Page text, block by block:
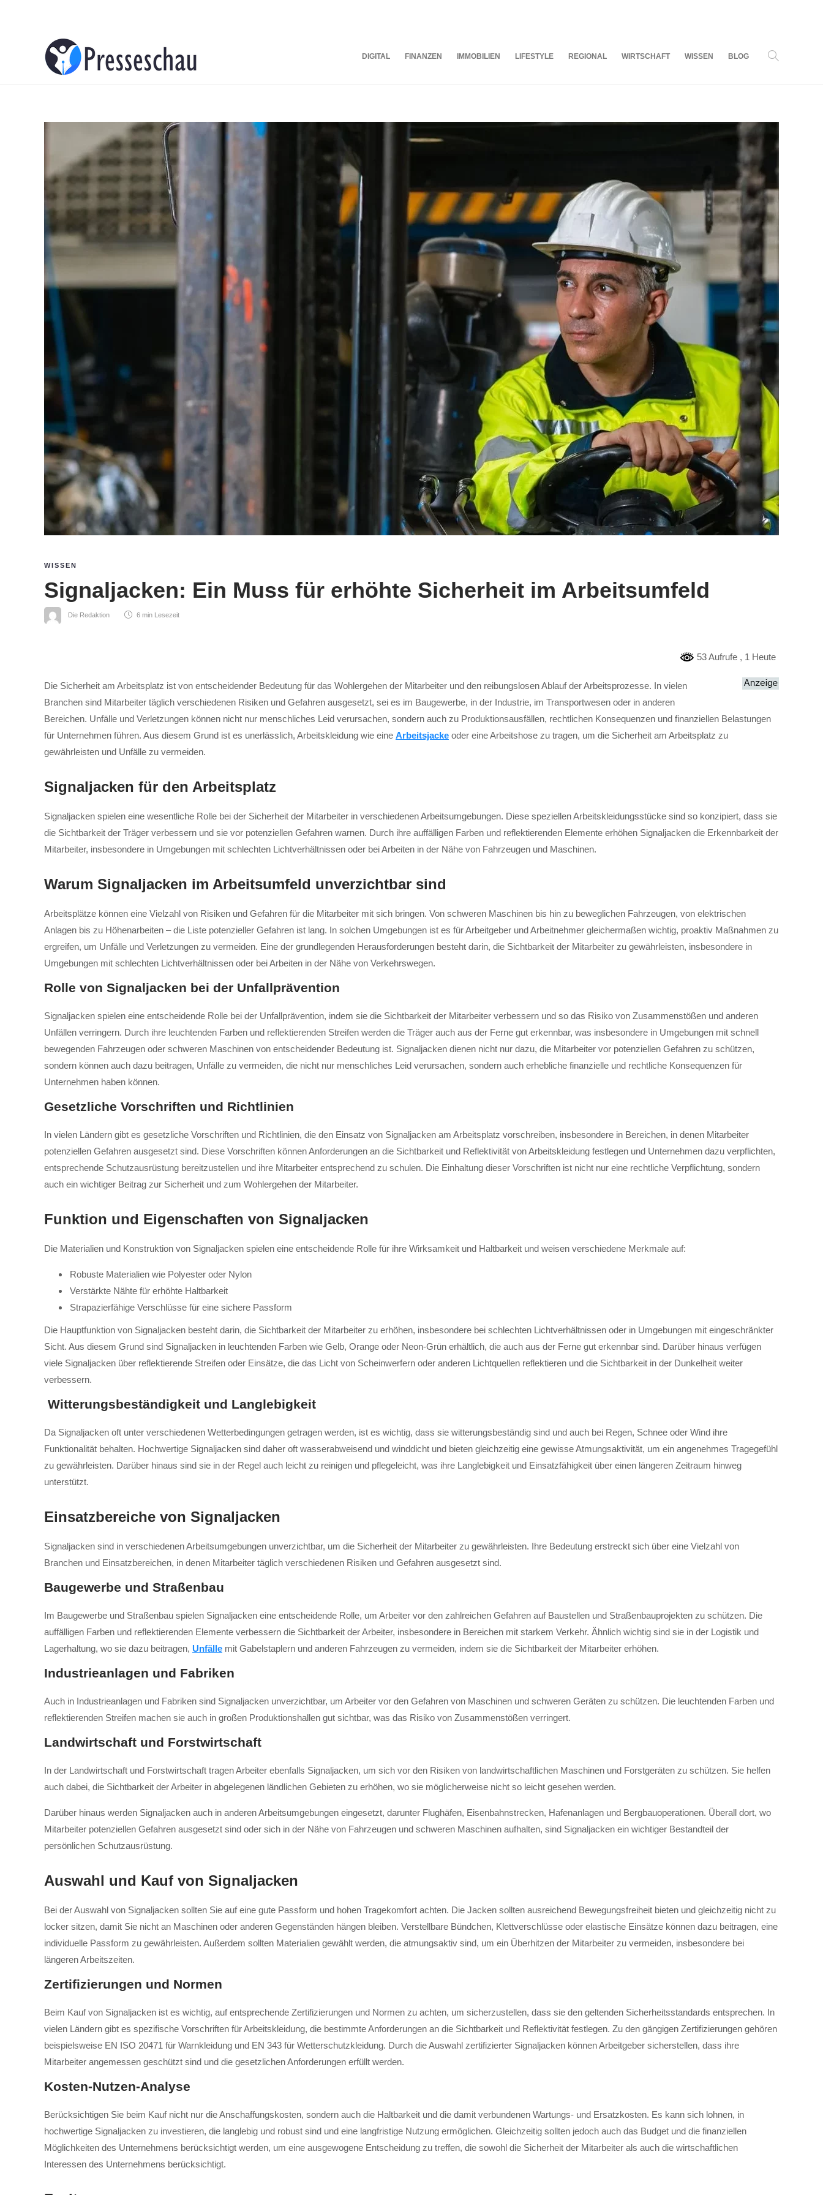
DIGITAL FINANZEN IMMOBILIEN LIFESTYLE REGIONAL WIRTSCHAFT WISSEN BLOG
WISSEN
Signaljacken: Ein Muss für erhöhte Sicherheit im Arbeitsumfeld
Die Redaktion 6 min Lesezeit
53 Aufrufe , 1 Heute
Die Sicherheit am Arbeitsplatz ist von entscheidender Bedeutung für das Wohlergehen der Mitarbeiter und den reibungslosen Ablauf der Arbeitsprozesse. In vielen
Branchen sind Mitarbeiter täglich verschiedenen Risiken und Gefahren ausgesetzt, sei es im Baugewerbe, in der Industrie, im Transportwesen oder in anderen
Bereichen. Unfälle und Verletzungen können nicht nur menschliches Leid verursachen, sondern auch zu Produktionsausfällen, rechtlichen Konsequenzen und finanziellen Belastungen
für Unternehmen führen. Aus diesem Grund ist es unerlässlich, Arbeitskleidung wie eine Arbeitsjacke oder eine Arbeitshose zu tragen, um die Sicherheit am Arbeitsplatz zu
gewährleisten und Unfälle zu vermeiden.
Signaljacken für den Arbeitsplatz
Signaljacken spielen eine wesentliche Rolle bei der Sicherheit der Mitarbeiter in verschiedenen Arbeitsumgebungen. Diese speziellen Arbeitskleidungsstücke sind so konzipiert, dass sie
die Sichtbarkeit der Träger verbessern und sie vor potenziellen Gefahren warnen. Durch ihre auffälligen Farben und reflektierenden Elemente erhöhen Signaljacken die Erkennbarkeit der
Mitarbeiter, insbesondere in Umgebungen mit schlechten Lichtverhältnissen oder bei Arbeiten in der Nähe von Fahrzeugen und Maschinen.
Warum Signaljacken im Arbeitsumfeld unverzichtbar sind
Arbeitsplätze können eine Vielzahl von Risiken und Gefahren für die Mitarbeiter mit sich bringen. Von schweren Maschinen bis hin zu beweglichen Fahrzeugen, von elektrischen
Anlagen bis zu Höhenarbeiten – die Liste potenzieller Gefahren ist lang. In solchen Umgebungen ist es für Arbeitgeber und Arbeitnehmer gleichermaßen wichtig, proaktiv Maßnahmen zu
ergreifen, um Unfälle und Verletzungen zu vermeiden. Eine der grundlegenden Herausforderungen besteht darin, die Sichtbarkeit der Mitarbeiter zu gewährleisten, insbesondere in
Umgebungen mit schlechten Lichtverhältnissen oder bei Arbeiten in der Nähe von Verkehrswegen.
Rolle von Signaljacken bei der Unfallprävention
Signaljacken spielen eine entscheidende Rolle bei der Unfallprävention, indem sie die Sichtbarkeit der Mitarbeiter verbessern und so das Risiko von Zusammenstößen und anderen
Unfällen verringern. Durch ihre leuchtenden Farben und reflektierenden Streifen werden die Träger auch aus der Ferne gut erkennbar, was insbesondere in Umgebungen mit schnell
bewegenden Fahrzeugen oder schweren Maschinen von entscheidender Bedeutung ist. Signaljacken dienen nicht nur dazu, die Mitarbeiter vor potenziellen Gefahren zu schützen,
sondern können auch dazu beitragen, Unfälle zu vermeiden, die nicht nur menschliches Leid verursachen, sondern auch erhebliche finanzielle und rechtliche Konsequenzen für
Unternehmen haben können.
Gesetzliche Vorschriften und Richtlinien
In vielen Ländern gibt es gesetzliche Vorschriften und Richtlinien, die den Einsatz von Signaljacken am Arbeitsplatz vorschreiben, insbesondere in Bereichen, in denen Mitarbeiter
potenziellen Gefahren ausgesetzt sind. Diese Vorschriften können Anforderungen an die Sichtbarkeit und Reflektivität von Arbeitskleidung festlegen und Unternehmen dazu verpflichten,
entsprechende Schutzausrüstung bereitzustellen und ihre Mitarbeiter entsprechend zu schulen. Die Einhaltung dieser Vorschriften ist nicht nur eine rechtliche Verpflichtung, sondern
auch ein wichtiger Beitrag zur Sicherheit und zum Wohlergehen der Mitarbeiter.
Funktion und Eigenschaften von Signaljacken
Die Materialien und Konstruktion von Signaljacken spielen eine entscheidende Rolle für ihre Wirksamkeit und Haltbarkeit und weisen verschiedene Merkmale auf:
Robuste Materialien wie Polyester oder Nylon
Verstärkte Nähte für erhöhte Haltbarkeit
Strapazierfähige Verschlüsse für eine sichere Passform
Die Hauptfunktion von Signaljacken besteht darin, die Sichtbarkeit der Mitarbeiter zu erhöhen, insbesondere bei schlechten Lichtverhältnissen oder in Umgebungen mit eingeschränkter
Sicht. Aus diesem Grund sind Signaljacken in leuchtenden Farben wie Gelb, Orange oder Neon-Grün erhältlich, die auch aus der Ferne gut erkennbar sind. Darüber hinaus verfügen
viele Signaljacken über reflektierende Streifen oder Einsätze, die das Licht von Scheinwerfern oder anderen Lichtquellen reflektieren und die Sichtbarkeit in der Dunkelheit weiter
verbessern.
Witterungsbeständigkeit und Langlebigkeit
Da Signaljacken oft unter verschiedenen Wetterbedingungen getragen werden, ist es wichtig, dass sie witterungsbeständig sind und auch bei Regen, Schnee oder Wind ihre
Funktionalität behalten. Hochwertige Signaljacken sind daher oft wasserabweisend und winddicht und bieten gleichzeitig eine gewisse Atmungsaktivität, um ein angenehmes Tragegefühl
zu gewährleisten. Darüber hinaus sind sie in der Regel auch leicht zu reinigen und pflegeleicht, was ihre Langlebigkeit und Einsatzfähigkeit über einen längeren Zeitraum hinweg
unterstützt.
Einsatzbereiche von Signaljacken
Signaljacken sind in verschiedenen Arbeitsumgebungen unverzichtbar, um die Sicherheit der Mitarbeiter zu gewährleisten. Ihre Bedeutung erstreckt sich über eine Vielzahl von
Branchen und Einsatzbereichen, in denen Mitarbeiter täglich verschiedenen Risiken und Gefahren ausgesetzt sind.
Baugewerbe und Straßenbau
Im Baugewerbe und Straßenbau spielen Signaljacken eine entscheidende Rolle, um Arbeiter vor den zahlreichen Gefahren auf Baustellen und Straßenbauprojekten zu schützen. Die
auffälligen Farben und reflektierenden Elemente verbessern die Sichtbarkeit der Arbeiter, insbesondere in Bereichen mit starkem Verkehr. Ähnlich wichtig sind sie in der Logistik und
Lagerhaltung, wo sie dazu beitragen, Unfälle mit Gabelstaplern und anderen Fahrzeugen zu vermeiden, indem sie die Sichtbarkeit der Mitarbeiter erhöhen.
Industrieanlagen und Fabriken
Auch in Industrieanlagen und Fabriken sind Signaljacken unverzichtbar, um Arbeiter vor den Gefahren von Maschinen und schweren Geräten zu schützen. Die leuchtenden Farben und
reflektierenden Streifen machen sie auch in großen Produktionshallen gut sichtbar, was das Risiko von Zusammenstößen verringert.
Landwirtschaft und Forstwirtschaft
In der Landwirtschaft und Forstwirtschaft tragen Arbeiter ebenfalls Signaljacken, um sich vor den Risiken von landwirtschaftlichen Maschinen und Forstgeräten zu schützen. Sie helfen
auch dabei, die Sichtbarkeit der Arbeiter in abgelegenen ländlichen Gebieten zu erhöhen, wo sie möglicherweise nicht so leicht gesehen werden.
Darüber hinaus werden Signaljacken auch in anderen Arbeitsumgebungen eingesetzt, darunter Flughäfen, Eisenbahnstrecken, Hafenanlagen und Bergbauoperationen. Überall dort, wo
Mitarbeiter potenziellen Gefahren ausgesetzt sind oder sich in der Nähe von Fahrzeugen und schweren Maschinen aufhalten, sind Signaljacken ein wichtiger Bestandteil der
persönlichen Schutzausrüstung.
Auswahl und Kauf von Signaljacken
Bei der Auswahl von Signaljacken sollten Sie auf eine gute Passform und hohen Tragekomfort achten. Die Jacken sollten ausreichend Bewegungsfreiheit bieten und gleichzeitig nicht zu
locker sitzen, damit Sie nicht an Maschinen oder anderen Gegenständen hängen bleiben. Verstellbare Bündchen, Klettverschlüsse oder elastische Einsätze können dazu beitragen, eine
individuelle Passform zu gewährleisten. Außerdem sollten Materialien gewählt werden, die atmungsaktiv sind, um ein Überhitzen der Mitarbeiter zu vermeiden, insbesondere bei
längeren Arbeitszeiten.
Zertifizierungen und Normen
Beim Kauf von Signaljacken ist es wichtig, auf entsprechende Zertifizierungen und Normen zu achten, um sicherzustellen, dass sie den geltenden Sicherheitsstandards entsprechen. In
vielen Ländern gibt es spezifische Vorschriften für Arbeitskleidung, die bestimmte Anforderungen an die Sichtbarkeit und Reflektivität festlegen. Zu den gängigen Zertifizierungen gehören
beispielsweise EN ISO 20471 für Warnkleidung und EN 343 für Wetterschutzkleidung. Durch die Auswahl zertifizierter Signaljacken können Arbeitgeber sicherstellen, dass ihre
Mitarbeiter angemessen geschützt sind und die gesetzlichen Anforderungen erfüllt werden.
Kosten-Nutzen-Analyse
Berücksichtigen Sie beim Kauf nicht nur die Anschaffungskosten, sondern auch die Haltbarkeit und die damit verbundenen Wartungs- und Ersatzkosten. Es kann sich lohnen, in
hochwertige Signaljacken zu investieren, die langlebig und robust sind und eine langfristige Nutzung ermöglichen. Gleichzeitig sollten jedoch auch das Budget und die finanziellen
Möglichkeiten des Unternehmens berücksichtigt werden, um eine ausgewogene Entscheidung zu treffen, die sowohl die Sicherheit der Mitarbeiter als auch die wirtschaftlichen
Interessen des Unternehmens berücksichtigt.